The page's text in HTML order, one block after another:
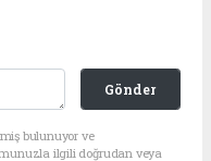
Gönder
bulunuyor ve
ilgili doğrudan veya